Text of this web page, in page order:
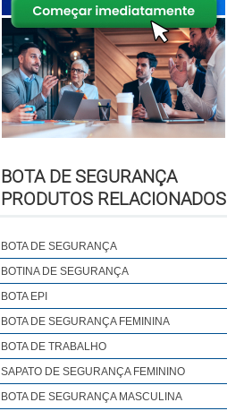
BOTA DE SEGURANÇA
PRODUTOS RELACIONADOS
BOTA DE SEGURANÇA
BOTINA DE SEGURANÇA
BOTA EPI
BOTA DE SEGURANÇA FEMININA
BOTA DE TRABALHO
SAPATO DE SEGURANÇA FEMININO
BOTA DE SEGURANÇA MASCULINA